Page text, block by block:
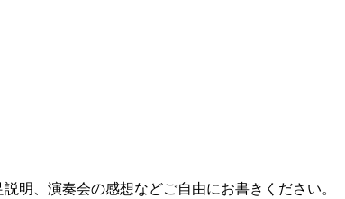
明、演奏会の感想などご自由にお書きください。